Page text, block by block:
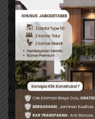
desain, pemilihan
rapi dan efisien.
Hubungi kami melalui
untuk berkonsulatsi
DenganKlik Konstruksi
Anda akan selesai
budget. Hubungi kami
impian Anda!